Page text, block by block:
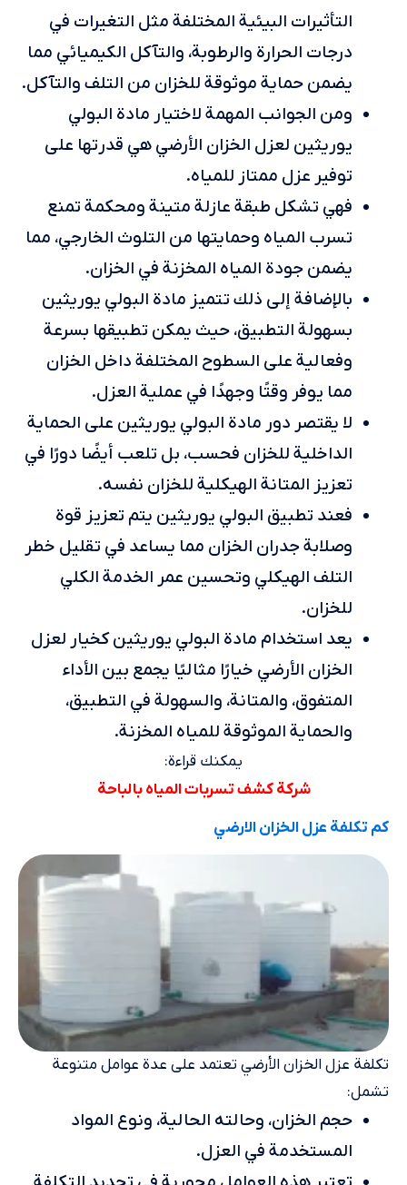
التأثيرات البيئية المختلفة مثل التغيرات في
درجات الحرارة والرطوبة، والتآكل الكيميائي مما
يضمن حماية موثوقة للخزان من التلف والتآكل.
ومن الجوانب المهمة لاختيار مادة البولي
يوريثين لعزل الخزان الأرضي هي قدرتها على
توفير عزل ممتاز للمياه.
فهي تشكل طبقة عازلة متينة ومحكمة تمنع
تسرب المياه وحمايتها من التلوث الخارجي، مما
يضمن جودة المياه المخزنة في الخزان.
بالإضافة إلى ذلك تتميز مادة البولي يوريثين
بسهولة التطبيق، حيث يمكن تطبيقها بسرعة
وفعالية على السطوح المختلفة داخل الخزان
مما يوفر وقتًا وجهدًا في عملية العزل.
لا يقتصر دور مادة البولي يوريثين على الحماية
الداخلية للخزان فحسب، بل تلعب أيضًا دورًا في
تعزيز المتانة الهيكلية للخزان نفسه.
فعند تطبيق البولي يوريثين يتم تعزيز قوة
وصلابة جدران الخزان مما يساعد في تقليل خطر
التلف الهيكلي وتحسين عمر الخدمة الكلي
للخزان.
يعد استخدام مادة البولي يوريثين كخيار لعزل
الخزان الأرضي خيارًا مثاليًا يجمع بين الأداء
المتفوق، والمتانة، والسهولة في التطبيق،
والحماية الموثوقة للمياه المخزنة.
يمكنك قراءة:
شركة كشف تسربات المياه بالباحة
كم تكلفة عزل الخزان الارضي
تكلفة عزل الخزان الأرضي تعتمد على عدة عوامل متنوعة
تشمل:
حجم الخزان، وحالته الحالية، ونوع المواد
المستخدمة في العزل.